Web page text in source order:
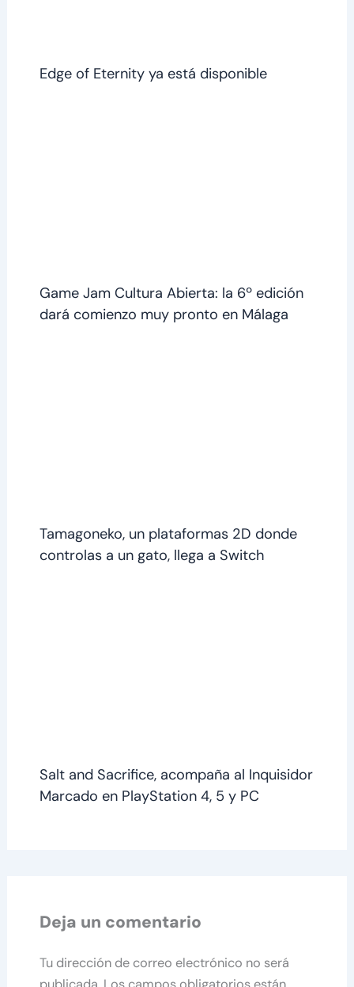
Edge of Eternity ya está disponible
Game Jam Cultura Abierta: la 6º edición
dará comienzo muy pronto en Málaga
Tamagoneko, un plataformas 2D donde
controlas a un gato, llega a Switch
Salt and Sacrifice, acompaña al Inquisidor
Marcado en PlayStation 4, 5 y PC
Deja un comentario
Tu dirección de correo electrónico no será